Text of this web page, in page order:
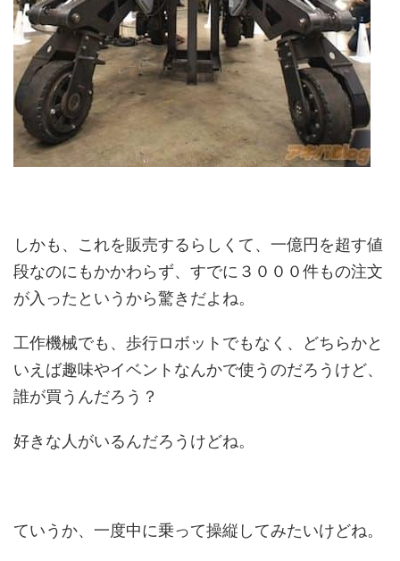
しかも、これを販売するらしくて、一億円を超す値
段なのにもかかわらず、すでに３０００件もの注文
が入ったというから驚きだよね。
工作機械でも、歩行ロボットでもなく、どちらかと
いえば趣味やイベントなんかで使うのだろうけど、
誰が買うんだろう？
好きな人がいるんだろうけどね。
ていうか、一度中に乗って操縦してみたいけどね。